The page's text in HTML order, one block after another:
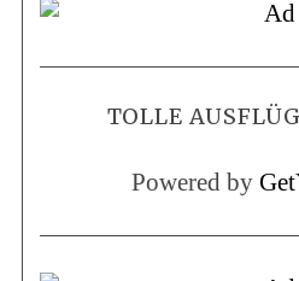
TOLLE
Powered by